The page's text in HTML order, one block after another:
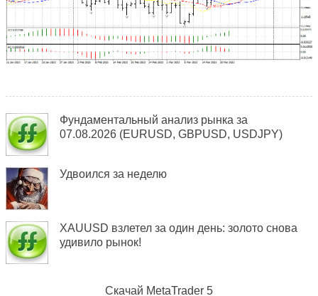
Фундаментальный анализ рынка за
07.08.2026 (EURUSD, GBPUSD, USDJPY)
Удвоился за неделю
XAUUSD взлетел за один день: золото снова
удивило рынок!
Скачай MetaTrader 5